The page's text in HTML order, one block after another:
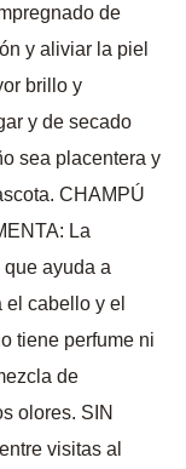
de
y aliviar la piel
brillo y
y de secado
sea placentera y
CHAMPÚ
La
ayuda a
cabello y el
tiene perfume ni
de
olores. SIN
visitas al